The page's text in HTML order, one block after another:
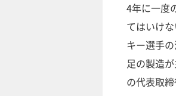
4年に一度
てはいけ
キー選手
足の製造
の代表取